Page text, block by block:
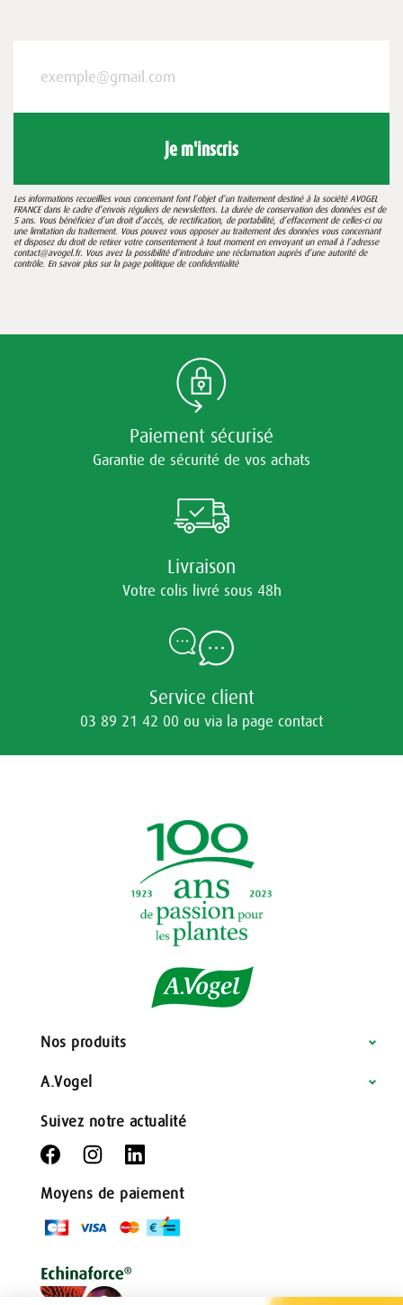
Je m'inscris
Les informations recueillies vous concernant font l’objet d’un traitement destiné à la société AVOGEL
FRANCE dans le cadre d’envois réguliers de newsletters. La durée de conservation des données est de
5 ans. Vous bénéficiez d’un droit d’accès, de rectification, de portabilité, d’effacement de celles-ci ou
une limitation du traitement. Vous pouvez vous opposer au traitement des données vous concernant
et disposez du droit de retirer votre consentement à tout moment en envoyant un email à l’adresse
contact@avogel.fr. Vous avez la possibilité d’introduire une réclamation auprès d’une autorité de
contrôle. En savoir plus sur la pagepolitique de confidentialité
Paiement sécurisé
Garantie de sécurité de vos achats
Livraison
Votre colis livré sous 48h
Service client
03 89 21 42 00 ou via la page contact
Nos produits
A.Vogel
Suivez notre actualité
Moyens de paiement